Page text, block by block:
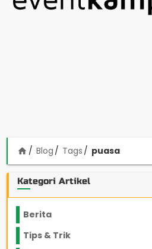
home Blog Tags puasa
Kategori Artikel
Berita
Tips & Trik